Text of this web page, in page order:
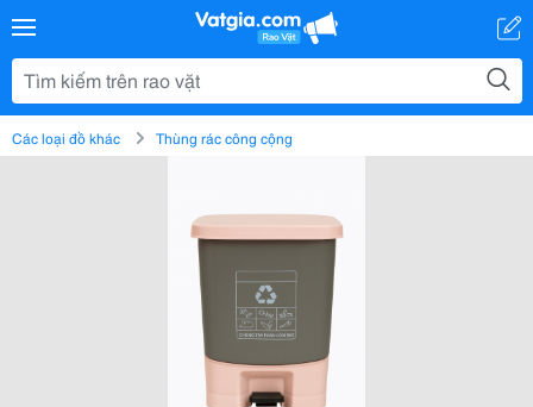
Các loại đồ khác Thùng rác công cộng